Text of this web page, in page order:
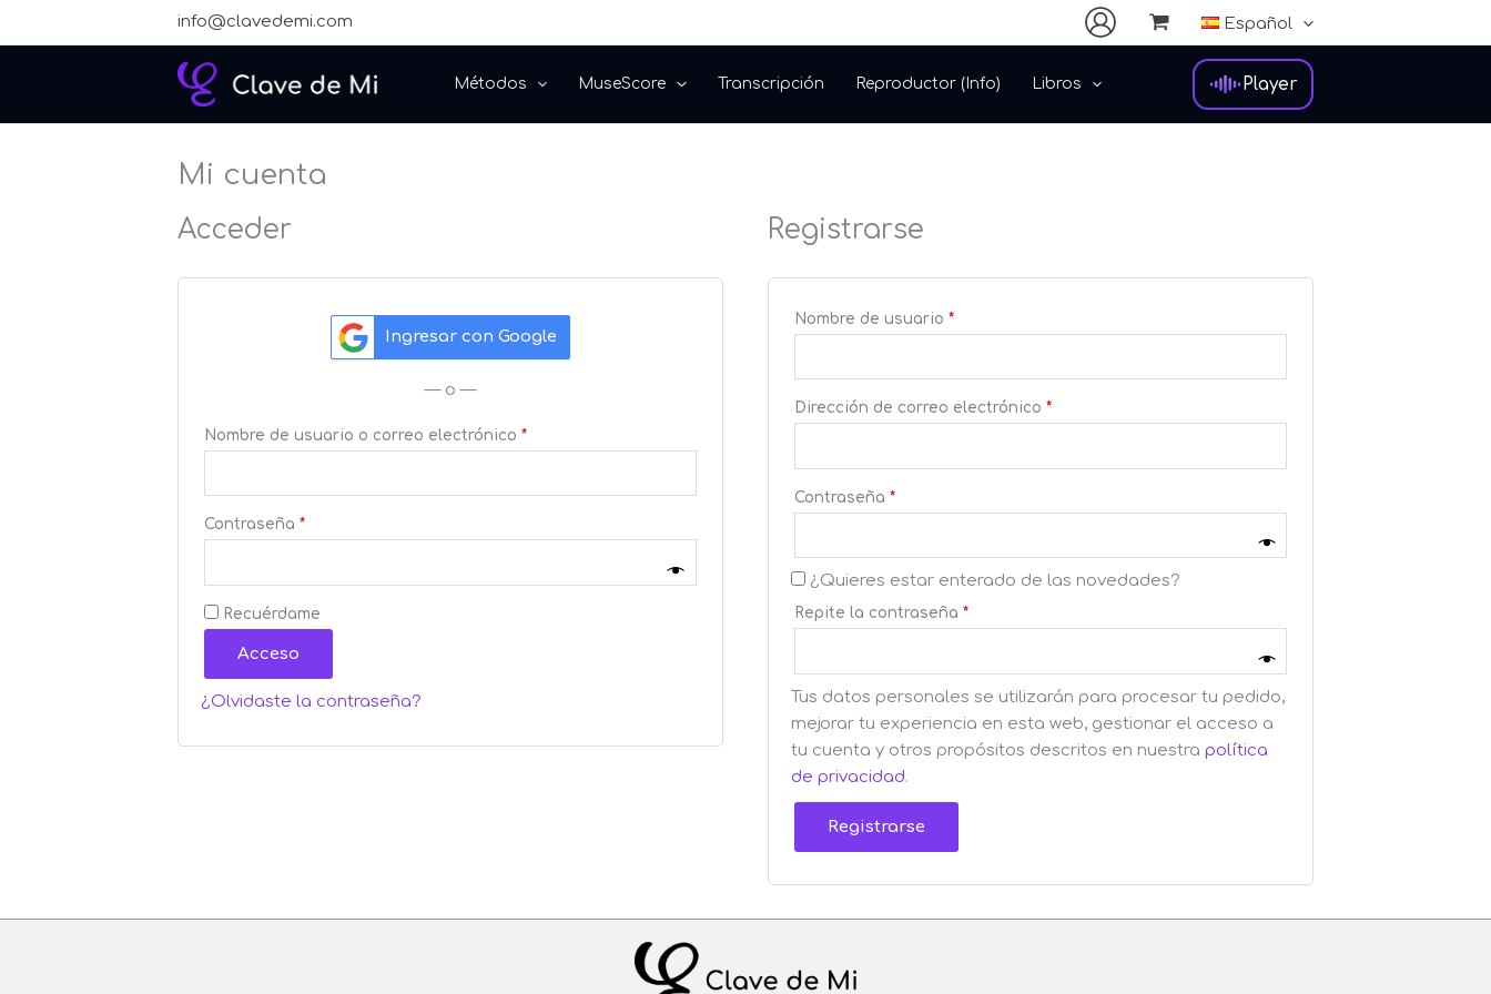
info@clavedemi.com Español
Métodos MuseScore Transcripción Reproductor (Info) Libros Player
Mi cuenta
Acceder
Ingresar con Google
— o —
Nombre de usuario o correo electrónico *
Contraseña *
Obligatorio
Recuérdame
Acceso
¿Olvidaste la contraseña?
Registrarse
Nombre de usuario*
Dirección de correo electrónico*
Obligatorio
Contraseña*
¿Quieres estar enterado de las novedades?
Repite la contraseña*
Tus datos personales se utilizarán para procesar tu pedido,
mejorar tu experiencia en esta web, gestionar el acceso a
tu cuenta y otros propósitos descritos en nuestrapolítica
de privacidad.
Registrarse